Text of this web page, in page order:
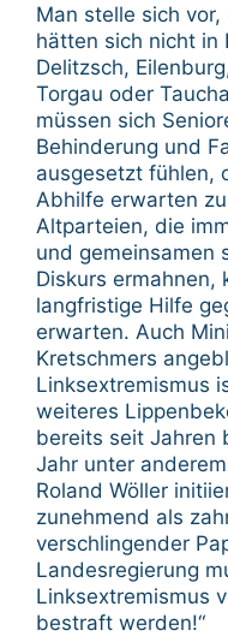
Man stelle sich
hätten sich nicht in
Delitzsch,
Torgau oder
müssen sich
Behinderung und
ausgesetzt fühlen,
Abhilfe erwarten
Altparteien, die
und gemeinsamen
Diskurs ermahnen,
langfristige Hilfe
erwarten. Auch
Kretschmers
Linksextremismus
weiteres
bereits seit Jahren
Jahr unter
Roland Wöller
zunehmend als
verschlingender
Landesregierung
Linksextremismus
bestraft werden!“